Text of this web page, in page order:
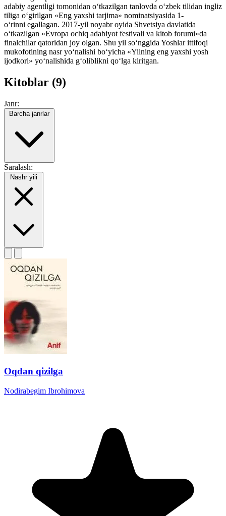
adabiy agentligi tomonidan o‘tkazilgan tanlovda o‘zbek tilidan ingliz
tiliga o‘girilgan «Eng yaxshi tarjima» nominatsiyasida 1-
o‘rinni egallagan. 2017-yil noyabr oyida Shvetsiya davlatida
o‘tkazilgan «Evropa ochiq adabiyot festivali va kitob forumi»da
finalchilar qatoridan joy olgan. Shu yil so‘nggida Yoshlar ittifoqi
mukofotining nasr yo‘nalishi bo‘yicha «Yilning eng yaxshi yosh
ijodkori» yo‘nalishida g‘oliblikni qo‘lga kiritgan.
Kitoblar (9)
Janr:
Barcha janrlar
Saralash:
Nashr yili
Oqdan qizilga
Nodirabegim Ibrohimova